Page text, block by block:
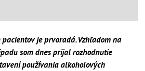
pacientov je prvoradá. Vzhľadom na
som dnes prijal rozhodnutie
používania alkoholových